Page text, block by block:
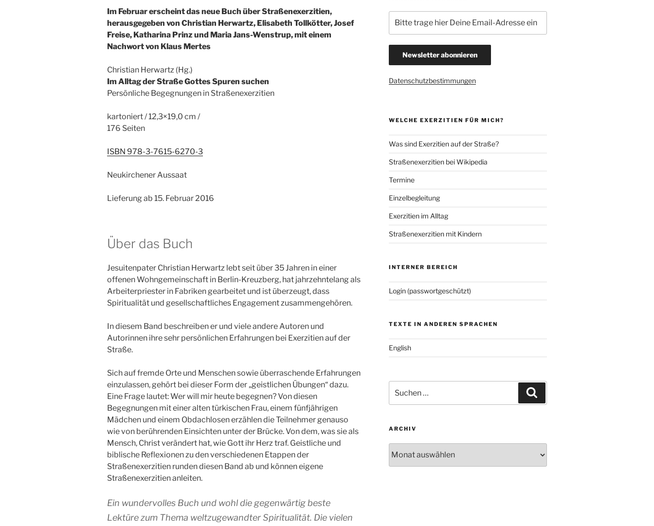
Im Februar erscheint das neue Buch über Straßenexerzitien,
herausgegeben von Christian Herwartz, Elisabeth Tollkötter, Josef
Freise, Katharina Prinz und Maria Jans-Wenstrup, mit einem
Nachwort von Klaus Mertes
Christian Herwartz (Hg.)
Im Alltag der Straße Gottes Spuren suchen
Persönliche Begegnungen in Straßenexerzitien
kartoniert / 12,3×19,0 cm /
176 Seiten
ISBN 978-3-7615-6270-3
Neukirchener Aussaat
Lieferung ab 15. Februar 2016
Über das Buch
Jesuitenpater Christian Herwartz lebt seit über 35 Jahren in einer
offenen Wohngemeinschaft in Berlin-Kreuzberg, hat jahrzehntelang als
Arbeiterpriester in Fabriken gearbeitet und ist überzeugt, dass
Spiritualität und gesellschaftliches Engagement zusammengehören.
In diesem Band beschreiben er und viele andere Autoren und
Autorinnen ihre sehr persönlichen Erfahrungen bei Exerzitien auf der
Straße.
Sich auf fremde Orte und Menschen sowie überraschende Erfahrungen
einzulassen, gehört bei dieser Form der „geistlichen Übungen“ dazu.
Eine Frage lautet: Wer will mir heute begegnen? Von diesen
Begegnungen mit einer alten türkischen Frau, einem fünfjährigen
Mädchen und einem Obdachlosen erzählen die Teilnehmer genauso
wie von berührenden Einsichten unter der Brücke. Von dem, was sie als
Mensch, Christ verändert hat, wie Gott ihr Herz traf. Geistliche und
biblische Reflexionen zu den verschiedenen Etappen der
Straßenexerzitien runden diesen Band ab und können eigene
Straßenexerzitien anleiten.
Ein wundervolles Buch und wohl die gegenwärtig beste
Lektüre zum Thema weltzugewandter Spiritualität. Die vielen
Datenschutzbestimmungen
WELCHE EXERZITIEN FÜR MICH?
Was sind Exerzitien auf der Straße?
Straßenexerzitien bei Wikipedia
Termine
Einzelbegleitung
Exerzitien im Alltag
Straßenexerzitien mit Kindern
INTERNER BEREICH
Login (passwortgeschützt)
TEXTE IN ANDEREN SPRACHEN
English
nach:
ARCHIV